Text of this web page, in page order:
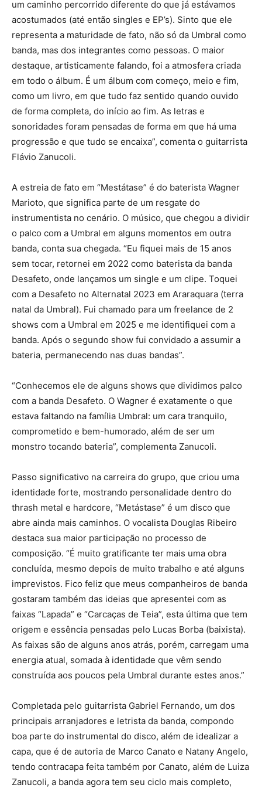
um caminho percorrido diferente do que já estávamos
acostumados (até então singles e EP’s). Sinto que ele
representa a maturidade de fato, não só da Umbral como
banda, mas dos integrantes como pessoas. O maior
destaque, artisticamente falando, foi a atmosfera criada
em todo o álbum. É um álbum com começo, meio e fim,
como um livro, em que tudo faz sentido quando ouvido
de forma completa, do início ao fim. As letras e
sonoridades foram pensadas de forma em que há uma
progressão e que tudo se encaixa”, comenta o guitarrista
Flávio Zanucoli.
A estreia de fato em “Mestátase” é do baterista Wagner
Marioto, que significa parte de um resgate do
instrumentista no cenário. O músico, que chegou a dividir
o palco com a Umbral em alguns momentos em outra
banda, conta sua chegada. “Eu fiquei mais de 15 anos
sem tocar, retornei em 2022 como baterista da banda
Desafeto, onde lançamos um single e um clipe. Toquei
com a Desafeto no Alternatal 2023 em Araraquara (terra
natal da Umbral). Fui chamado para um freelance de 2
shows com a Umbral em 2025 e me identifiquei com a
banda. Após o segundo show fui convidado a assumir a
bateria, permanecendo nas duas bandas”.
“Conhecemos ele de alguns shows que dividimos palco
com a banda Desafeto. O Wagner é exatamente o que
estava faltando na família Umbral: um cara tranquilo,
comprometido e bem-humorado, além de ser um
monstro tocando bateria”, complementa Zanucoli.
Passo significativo na carreira do grupo, que criou uma
identidade forte, mostrando personalidade dentro do
thrash metal e hardcore, “Metástase” é um disco que
abre ainda mais caminhos. O vocalista Douglas Ribeiro
destaca sua maior participação no processo de
composição. “É muito gratificante ter mais uma obra
concluída, mesmo depois de muito trabalho e até alguns
imprevistos. Fico feliz que meus companheiros de banda
gostaram também das ideias que apresentei com as
faixas “Lapada” e “Carcaças de Teia”, esta última que tem
origem e essência pensadas pelo Lucas Borba (baixista).
As faixas são de alguns anos atrás, porém, carregam uma
energia atual, somada à identidade que vêm sendo
construída aos poucos pela Umbral durante estes anos.”
Completada pelo guitarrista Gabriel Fernando, um dos
principais arranjadores e letrista da banda, compondo
boa parte do instrumental do disco, além de idealizar a
capa, que é de autoria de Marco Canato e Natany Angelo,
tendo contracapa feita também por Canato, além de Luiza
Zanucoli, a banda agora tem seu ciclo mais completo,